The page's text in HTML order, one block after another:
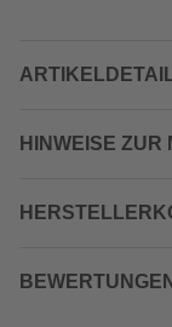
HINWEISE
BEWERTUNGEN